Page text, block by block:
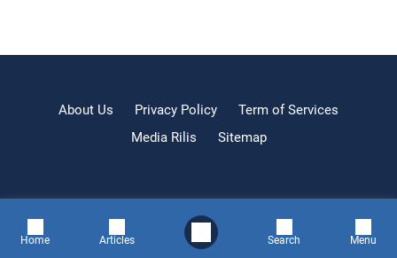
About Us Privacy Policy
Term of Services
Media Rilis
Sitemap
Home Articles Search Menu